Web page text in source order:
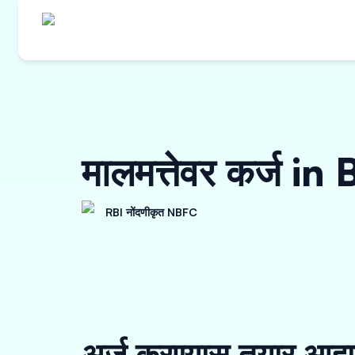
मालमत्तेवर कर्ज
RBI नोंदणीकृत NBFC